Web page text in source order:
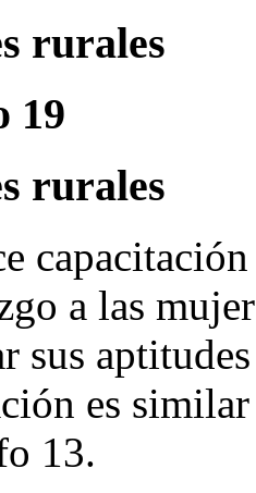
rurales
19
rurales
a las
sus
es
13.